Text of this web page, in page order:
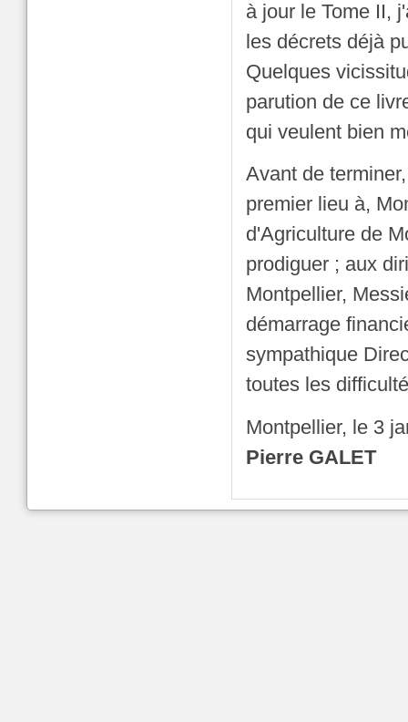
à jour le Tome II,
les décrets déjà
Quelques
parution de ce
qui veulent bien
Avant de
premier lieu à,
d'Agriculture de
prodiguer ; aux
Montpellier,
démarrage
sympathique
toutes les
Montpellier, le 3
Pierre GALET